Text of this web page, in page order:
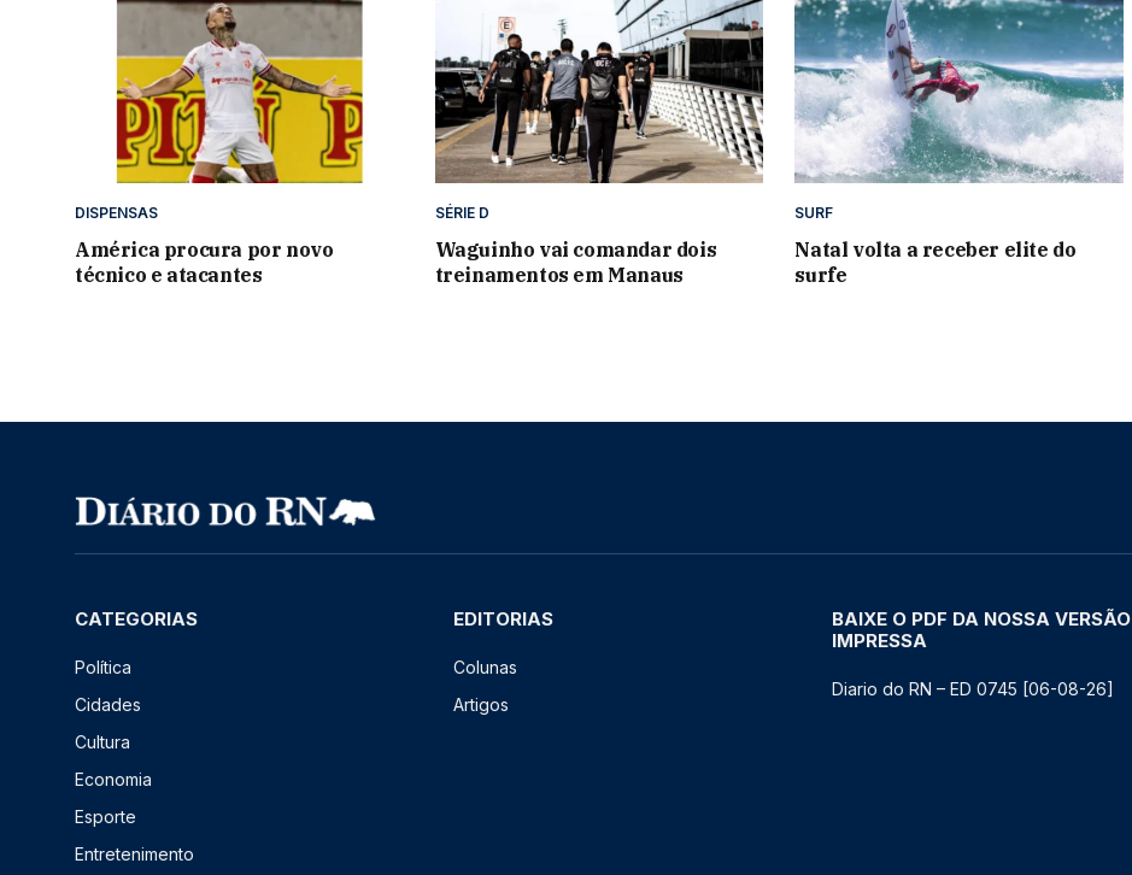
DISPENSAS
América procura por novo
técnico e atacantes
SÉRIE D
Waguinho vai comandar dois
treinamentos em Manaus
SURF
Natal volta a receber elite do
surfe
CATEGORIAS
Política
Cidades
Cultura
Economia
Esporte
Entretenimento
EDITORIAS
Colunas
Artigos
BAIXE O PDF DA NOSSA VERSÃO
IMPRESSA
Diario do RN – ED 0745 [06-08-26]